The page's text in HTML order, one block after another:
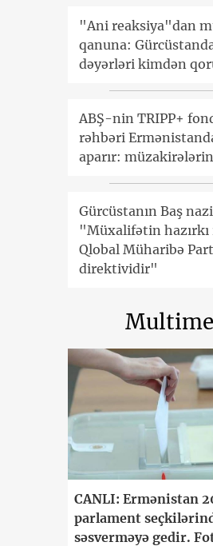
"Ani reaksiya"dan
qanuna:
dəyərləri kimdən
ABŞ-nin TRIPP+
rəhbəri
aparır:
Gürcüstanın Baş
"Müxalifətin hazırkı
Qlobal Müharibə
direktividir"
CANLI: Ermənistan
parlament
səsverməyə gedir.